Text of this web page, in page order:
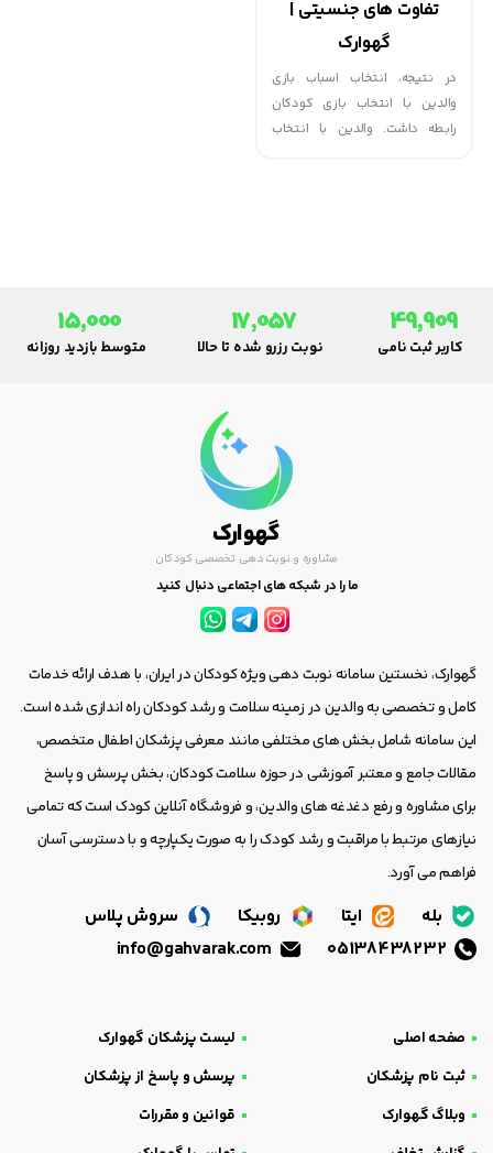
تفاوت های جنسیتی |
گهوارک
در نتیجه، انتخاب اسباب بازی
والدین با انتخاب بازی کودکان
رابطه داشت. والدین با انتخاب
49,909
کاربر ثبت نامی
17,057
نوبت رزرو شده تا حالا
15,000
متوسط بازدید روزانه
گهوارک
مشاوره و نوبت دهی تخصصی کودکان
ما را در شبکه های اجتماعی دنبال کنید
گهوارک، نخستین سامانه نوبت دهی ویژه کودکان در ایران، با هدف ارائه خدمات
کامل و تخصصی به والدین در زمینه سلامت و رشد کودکان راه اندازی شده است.
این سامانه شامل بخش های مختلفی مانند معرفی پزشکان اطفال متخصص،
مقالات جامع و معتبر آموزشی در حوزه سلامت کودکان، بخش پرسش و پاسخ
برای مشاوره و رفع دغدغه های والدین، و فروشگاه آنلاین کودک است که تمامی
نیازهای مرتبط با مراقبت و رشد کودک را به صورت یکپارچه و با دسترسی آسان
فراهم می آورد.
بله ایتا روبیکا
سروش پلاس
صفحه اصلی
لیست پزشکان گهوارک
ثبت نام پزشکان
پرسش و پاسخ از پزشکان
وبلاگ گهوارک
قوانین و مقررات